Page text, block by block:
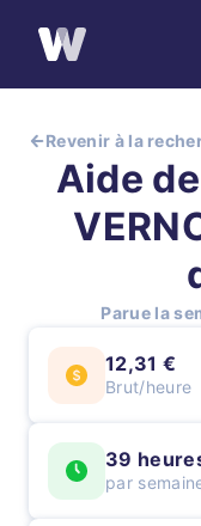
Revenir à la
Aide
Parue la
12,31 €
Brut/heure
39
par